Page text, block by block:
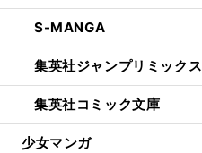
S-MANGA
集英社ジャンプリミックス
集英社コミック文庫
少女マンガ